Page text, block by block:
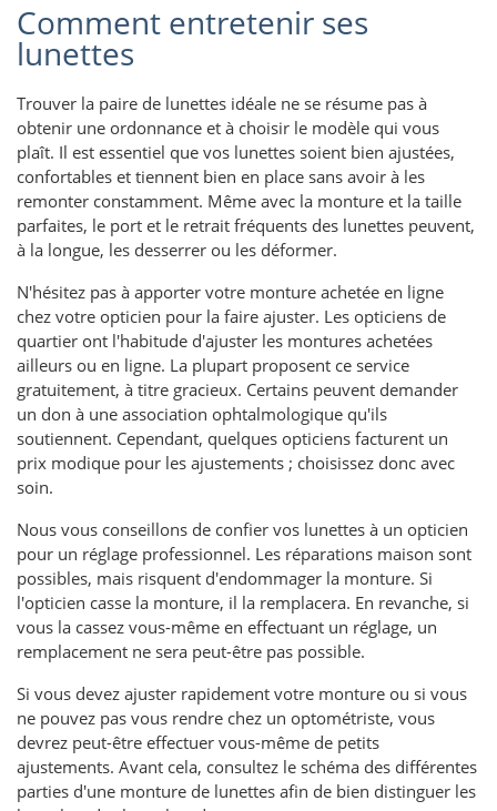
Comment entretenir ses
lunettes
Trouver la paire de lunettes idéale ne se résume pas à
obtenir une ordonnance et à choisir le modèle qui vous
plaît. Il est essentiel que vos lunettes soient bien ajustées,
confortables et tiennent bien en place sans avoir à les
remonter constamment. Même avec la monture et la taille
parfaites, le port et le retrait fréquents des lunettes peuvent,
à la longue, les desserrer ou les déformer.
N'hésitez pas à apporter votre monture achetée en ligne
chez votre opticien pour la faire ajuster. Les opticiens de
quartier ont l'habitude d'ajuster les montures achetées
ailleurs ou en ligne. La plupart proposent ce service
gratuitement, à titre gracieux. Certains peuvent demander
un don à une association ophtalmologique qu'ils
soutiennent. Cependant, quelques opticiens facturent un
prix modique pour les ajustements ; choisissez donc avec
soin.
Nous vous conseillons de confier vos lunettes à un opticien
pour un réglage professionnel. Les réparations maison sont
possibles, mais risquent d'endommager la monture. Si
l'opticien casse la monture, il la remplacera. En revanche, si
vous la cassez vous-même en effectuant un réglage, un
remplacement ne sera peut-être pas possible.
Si vous devez ajuster rapidement votre monture ou si vous
ne pouvez pas vous rendre chez un optométriste, vous
devrez peut-être effectuer vous-même de petits
ajustements. Avant cela, consultez le schéma des différentes
parties d'une monture de lunettes afin de bien distinguer les